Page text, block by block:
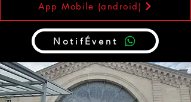
NotifÉvent
App Mobile (android)